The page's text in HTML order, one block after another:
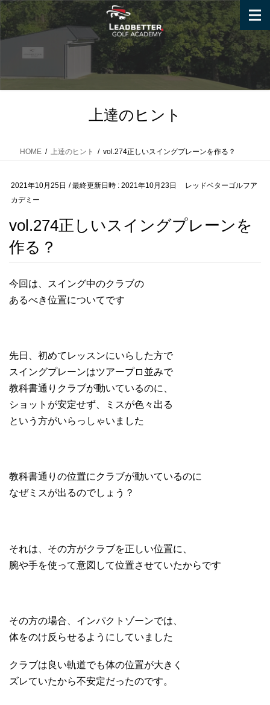
コ
ン
テ
へ
ス
ナ
ビ
ゲ
ョ
ン
上達のヒント
HOME 上達のヒント vol.274正しいスイングプレーンを作る？
2021年10月25日 / 最終更新日時 : 2021年10月23日
レッドベターゴルフア
カデミー
vol.274正しいスイングプレーンを
作る？
今回は、スイング中のクラブの
あるべき位置についてです
先日、初めてレッスンにいらした方で
スイングプレーンはツアープロ並みで
教科書通りクラブが動いているのに、
ショットが安定せず、ミスが色々出る
という方がいらっしゃいました
教科書通りの位置にクラブが動いているのに
なぜミスが出るのでしょう？
それは、その方がクラブを正しい位置に、
腕や手を使って意図して位置させていたからです
その方の場合、インパクトゾーンでは、
体をのけ反らせるようにしていました
クラブは良い軌道でも体の位置が大きく
ズレていたから不安定だったのです。